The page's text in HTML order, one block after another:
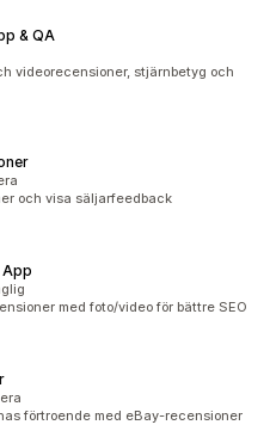
& QA
videorecensioner, stjärnbetyg och
och visa säljarfeedback
med foto/video för bättre SEO
förtroende med eBay-recensioner